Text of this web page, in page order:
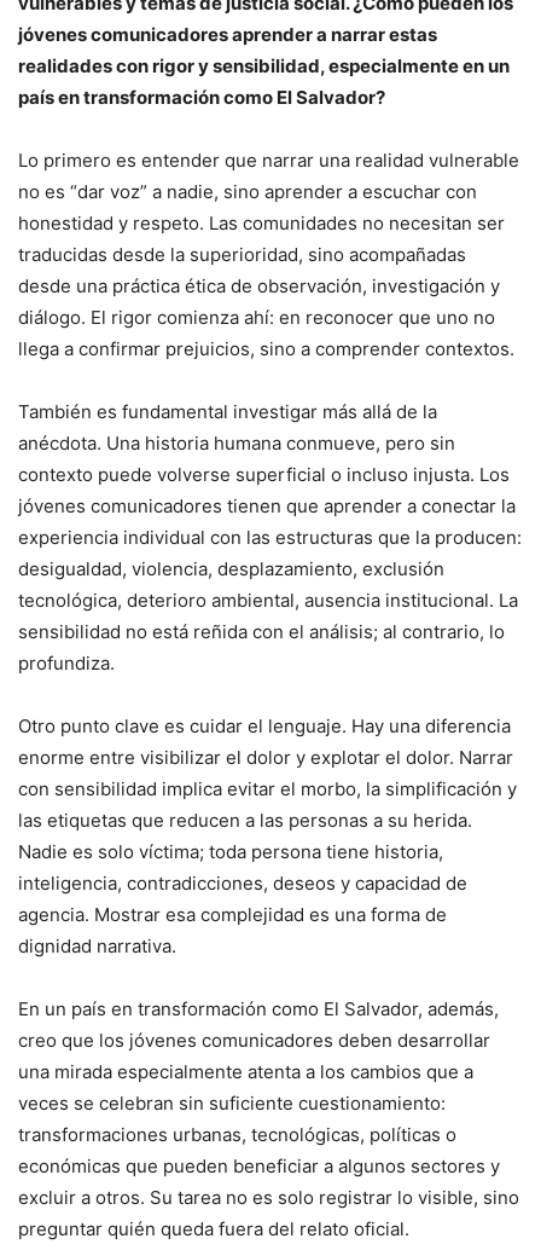
jóvenes comunicadores aprender a narrar estas
realidades con rigor y sensibilidad, especialmente en un
país en transformación como El Salvador?
Lo primero es entender que narrar una realidad vulnerable
no es “dar voz” a nadie, sino aprender a escuchar con
honestidad y respeto. Las comunidades no necesitan ser
traducidas desde la superioridad, sino acompañadas
desde una práctica ética de observación, investigación y
diálogo. El rigor comienza ahí: en reconocer que uno no
llega a confirmar prejuicios, sino a comprender contextos.
También es fundamental investigar más allá de la
anécdota. Una historia humana conmueve, pero sin
contexto puede volverse superficial o incluso injusta. Los
jóvenes comunicadores tienen que aprender a conectar la
experiencia individual con las estructuras que la producen:
desigualdad, violencia, desplazamiento, exclusión
tecnológica, deterioro ambiental, ausencia institucional. La
sensibilidad no está reñida con el análisis; al contrario, lo
profundiza.
Otro punto clave es cuidar el lenguaje. Hay una diferencia
enorme entre visibilizar el dolor y explotar el dolor. Narrar
con sensibilidad implica evitar el morbo, la simplificación y
las etiquetas que reducen a las personas a su herida.
Nadie es solo víctima; toda persona tiene historia,
inteligencia, contradicciones, deseos y capacidad de
agencia. Mostrar esa complejidad es una forma de
dignidad narrativa.
En un país en transformación como El Salvador, además,
creo que los jóvenes comunicadores deben desarrollar
una mirada especialmente atenta a los cambios que a
veces se celebran sin suficiente cuestionamiento:
transformaciones urbanas, tecnológicas, políticas o
económicas que pueden beneficiar a algunos sectores y
excluir a otros. Su tarea no es solo registrar lo visible, sino
preguntar quién queda fuera del relato oficial.